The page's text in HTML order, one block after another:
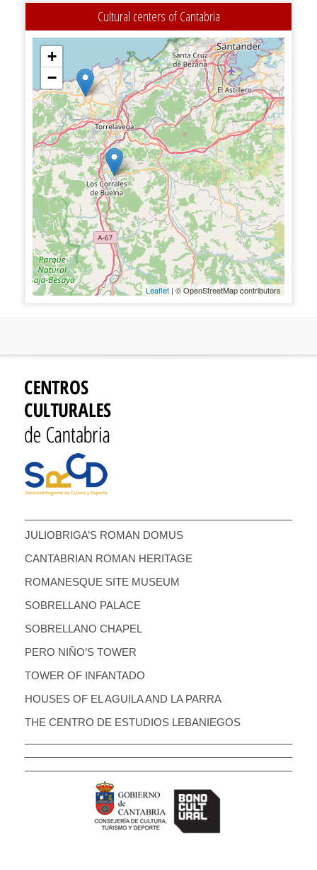
Cultural centers of Cantabria
+
−
Leaflet | © OpenStreetMap contributors
JULIOBRIGA’S ROMAN DOMUS
CANTABRIAN ROMAN HERITAGE
ROMANESQUE SITE MUSEUM
SOBRELLANO PALACE
SOBRELLANO CHAPEL
PERO NIÑO’S TOWER
TOWER OF INFANTADO
HOUSES OF EL AGUILA AND LA PARRA
THE CENTRO DE ESTUDIOS LEBANIEGOS